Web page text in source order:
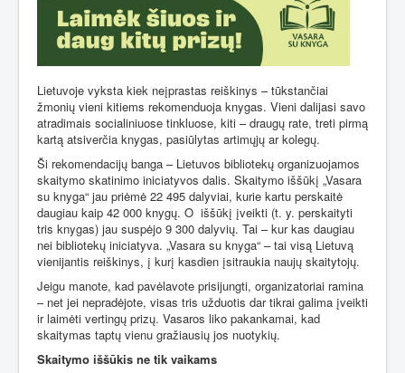
Lietuvoje vyksta kiek neįprastas reiškinys – tūkstančiai
žmonių vieni kitiems rekomenduoja knygas. Vieni dalijasi savo
atradimais socialiniuose tinkluose, kiti – draugų rate, treti pirmą
kartą atsiverčia knygas, pasiūlytas artimųjų ar kolegų.
Ši rekomendacijų banga – Lietuvos bibliotekų organizuojamos
skaitymo skatinimo iniciatyvos dalis. Skaitymo iššūkį „Vasara
su knyga“ jau priėmė 22 495 dalyviai, kurie kartu perskaitė
daugiau kaip 42 000 knygų. O iššūkį įveikti (t. y. perskaityti
tris knygas) jau suspėjo 9 300 dalyvių. Tai – kur kas daugiau
nei bibliotekų iniciatyva. „Vasara su knyga“ – tai visą Lietuvą
vienijantis reiškinys, į kurį kasdien įsitraukia naujų skaitytojų.
Jeigu manote, kad pavėlavote prisijungti, organizatoriai ramina
– net jei nepradėjote, visas tris užduotis dar tikrai galima įveikti
ir laimėti vertingų prizų. Vasaros liko pakankamai, kad
skaitymas taptų vienu gražiausių jos nuotykių.
Skaitymo iššūkis ne tik vaikams